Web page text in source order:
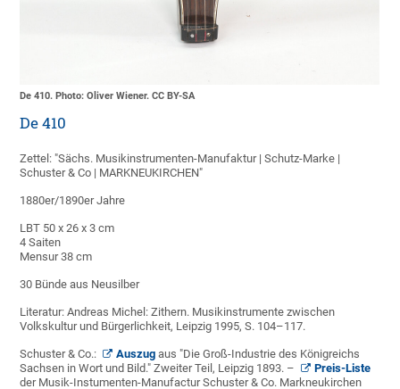
De 410. Photo: Oliver Wiener. CC BY-SA
De 410
Zettel: "Sächs. Musikinstrumenten-Manufaktur | Schutz-Marke |
Schuster & Co | MARKNEUKIRCHEN"
1880er/1890er Jahre
LBT 50 x 26 x 3 cm
4 Saiten
Mensur 38 cm
30 Bünde aus Neusilber
Literatur: Andreas Michel: Zithern. Musikinstrumente zwischen
Volkskultur und Bürgerlichkeit, Leipzig 1995, S. 104–117.
Schuster & Co.: Auszug aus "Die Groß-Industrie des Königreichs
Sachsen in Wort und Bild." Zweiter Teil, Leipzig 1893. –
Preis-Liste
der Musik-Instumenten-Manufactur Schuster & Co. Markneukirchen